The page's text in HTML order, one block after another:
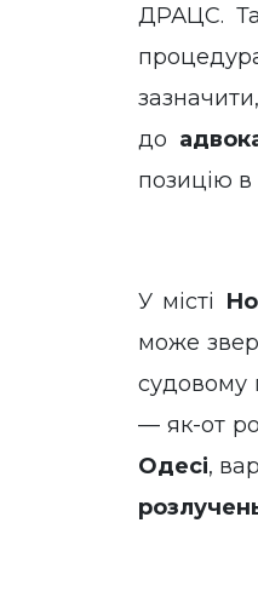
ДРАЦС.
до
позицію в
У місті
може
судовому
— як-от
Одесі,